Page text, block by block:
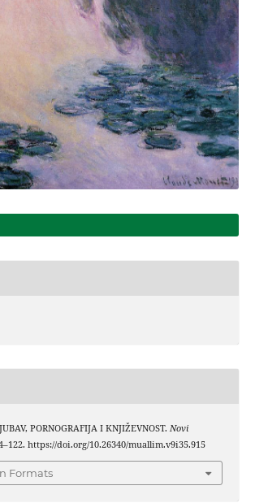
PORNOGRAFIJA I KNJIŽEVNOST. Novi
https://doi.org/10.26340/muallim.v9i35.915
Formats